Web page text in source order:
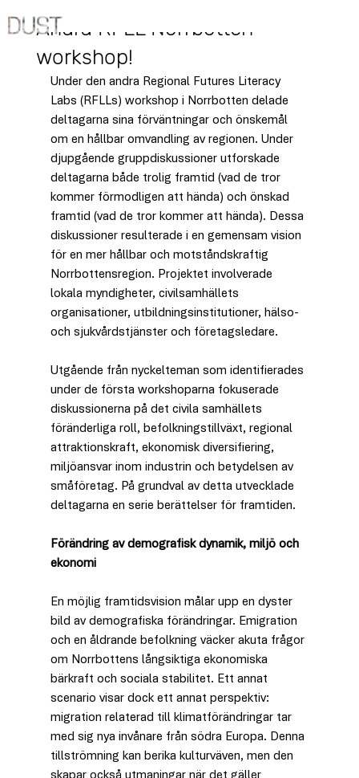
Andra RFLL Norrbotten
workshop!
Under den andra Regional Futures Literacy
Labs (RFLLs) workshop i Norrbotten delade
deltagarna sina förväntningar och önskemål
om en hållbar omvandling av regionen. Under
djupgående gruppdiskussioner utforskade
deltagarna både trolig framtid (vad de tror
kommer förmodligen att hända) och önskad
framtid (vad de tror kommer att hända). Dessa
diskussioner resulterade i en gemensam vision
för en mer hållbar och motståndskraftig
Norrbottensregion. Projektet involverade
lokala myndigheter, civilsamhällets
organisationer, utbildningsinstitutioner, hälso-
och sjukvårdstjänster och företagsledare.
Utgående från nyckelteman som identifierades
under de första workshoparna fokuserade
diskussionerna på det civila samhällets
föränderliga roll, befolkningstillväxt, regional
attraktionskraft, ekonomisk diversifiering,
miljöansvar inom industrin och betydelsen av
småföretag. På grundval av detta utvecklade
deltagarna en serie berättelser för framtiden.
Förändring av demografisk dynamik, miljö och
ekonomi
En möjlig framtidsvision målar upp en dyster
bild av demografiska förändringar. Emigration
och en åldrande befolkning väcker akuta frågor
om Norrbottens långsiktiga ekonomiska
bärkraft och sociala stabilitet. Ett annat
scenario visar dock ett annat perspektiv:
migration relaterad till klimatförändringar tar
med sig nya invånare från södra Europa. Denna
tillströmning kan berika kulturväven, men den